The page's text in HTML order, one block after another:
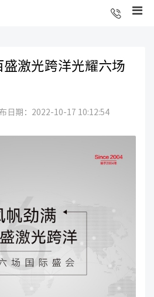
盛激光跨洋光耀六场
日期：2022-10-17 10:12:54